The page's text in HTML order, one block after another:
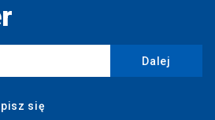
Dalej
się